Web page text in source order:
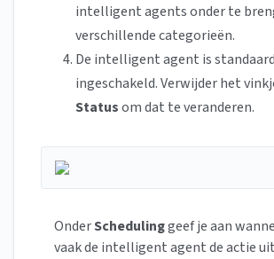
intelligent agents onder te
verschillende categorieën.
De intelligent agent is
ingeschakeld. Verwijder het
Statusom dat te veranderen.
OnderSchedulinggeef je aan
vaak de intelligent agent de actie